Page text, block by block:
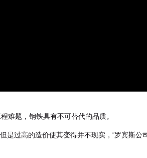
难题，钢铁具有不可替代的品质。
过高的造价使其变得并不现实，”罗宾斯公